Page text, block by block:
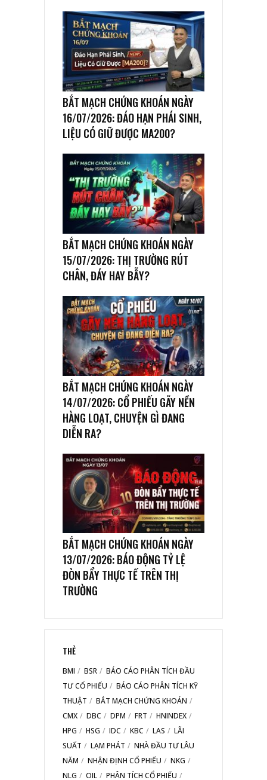
BẮT MẠCH CHỨNG KHOÁN NGÀY
16/07/2026: ĐÁO HẠN PHÁI SINH,
LIỆU CÓ GIỮ ĐƯỢC MA200?
BẮT MẠCH CHỨNG KHOÁN NGÀY
15/07/2026: THỊ TRƯỜNG RÚT
CHÂN, ĐÁY HAY BẪY?
BẮT MẠCH CHỨNG KHOÁN NGÀY
14/07/2026: CỔ PHIẾU GÃY NỀN
HÀNG LOẠT, CHUYỆN GÌ ĐANG
DIỄN RA?
BẮT MẠCH CHỨNG KHOÁN NGÀY
13/07/2026: BÁO ĐỘNG TỶ LỆ
ĐÒN BẨY THỰC TẾ TRÊN THỊ
TRƯỜNG
THẺ
BMI BSR
BÁO CÁO PHÂN TÍCH ĐẦU
TƯ CỔ PHIẾU
BÁO CÁO PHÂN TÍCH KỸ
THUẬT
BẮT MẠCH CHỨNG KHOÁN
CMX
DBC DPM FRT
HNINDEX
HPG
HSG IDC KBC LAS
LÃI
SUẤT
LẠM PHÁT
NHÀ ĐẦU TƯ LÂU
NĂM
NHẬN ĐỊNH CỔ PHIẾU
NKG
NLG
OIL PHÂN TÍCH CỔ PHIẾU